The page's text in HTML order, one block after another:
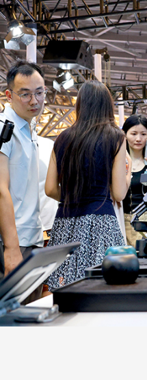
快看 藍海中國 新兵請入
2026年世界盃 2026年冬奧
匹克頻道 生活體育大會
振興 生態環境 一帶一路
大國保險 雲頂對話 雲
直播 節目單 欄目 片庫